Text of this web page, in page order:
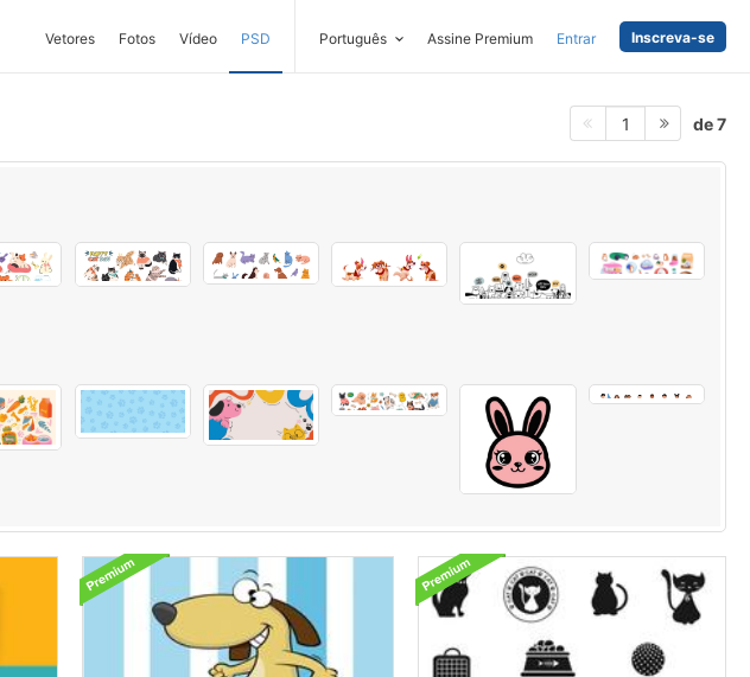
Vetores Fotos Vídeo PSD Português Assine Premium Entrar Inscreva-se
1 de 7